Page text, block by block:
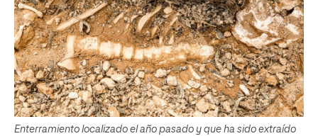
Enterramiento localizado el año pasado y que ha sido extraído